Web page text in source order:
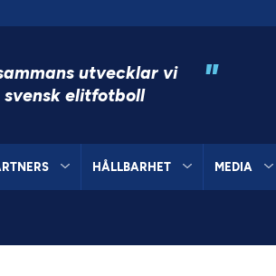
utvecklar vi
svensk elitfotboll
"
HÅLLBARHET MEDIA